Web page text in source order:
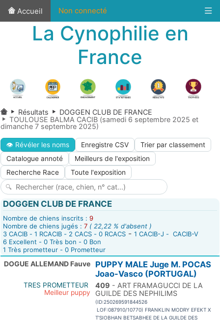
Accueil Non connecté
La Cynophilie en
France
Résultats
DOGGEN CLUB DE FRANCE
TOULOUSE BALMA CACIB (samedi 6 septembre 2025 et
dimanche 7 septembre 2025)
👁 Révéler les noms Enregistre CSV
Trier par classement
Catalogue annoté
Meilleurs de l'exposition
Recherche Race
Toute l'exposition
DOGGEN CLUB DE FRANCE
Nombre de chiens inscrits : 9
Nombre de chiens jugés : 7 ( 22,22 % d'absent )
3 CACIB - 1 RCACIB - 2 CACS - 0 RCACS - 1 CACIB-J - CACIB-V
6 Excellent - 0 Très bon - 0 Bon
1 Très prometteur - 0 Prometteur
DOGUE ALLEMAND Fauve
PUPPY MALE Juge M. POCAS
Joao-Vasco (PORTUGAL)
TRES PROMETTEUR
Meilleur puppy
409 - ART FRAMAGUCCI DE LA
GUILDE DES NEPHILIMS
(ID:250269591844526
LOF:087910/10770) FRANKLIN MODRY EFEKT X
T'SIOBHAN BETSABHEE DE LA GUILDE DES